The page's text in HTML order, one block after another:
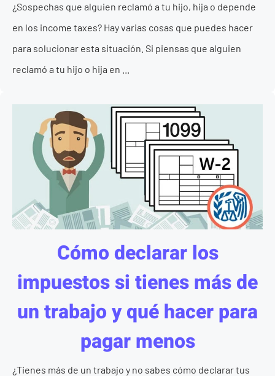
¿Sospechas que alguien reclamó a tu hijo, hija o depende
en los income taxes? Hay varias cosas que puedes hacer
para solucionar esta situación. Si piensas que alguien
reclamó a tu hijo o hija en ...
Cómo declarar los
impuestos si tienes más de
un trabajo y qué hacer para
pagar menos
¿Tienes más de un trabajo y no sabes cómo declarar tus